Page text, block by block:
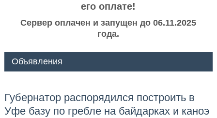
его оплате!
Сервер оплачен и запущен до 06.11.2025
года.
Объявления
Губернатор распорядился построить в
Уфе базу по гребле на байдарках и каноэ